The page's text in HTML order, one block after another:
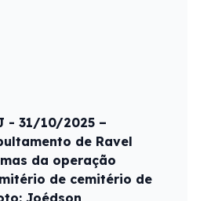
- 31/10/2025 –
de Ravel
da operação
de cemitério de
Joédson